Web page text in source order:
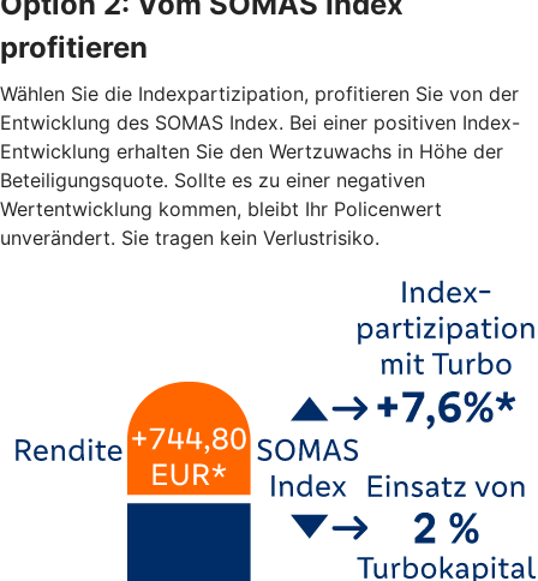
profitieren
Wählen Sie die Indexpartizipation, profitieren Sie von der
Entwicklung des SOMAS Index. Bei einer positiven Index-
Entwicklung erhalten Sie den Wertzuwachs in Höhe der
Beteiligungsquote. Sollte es zu einer negativen
Wertentwicklung kommen, bleibt Ihr Policenwert
unverändert. Sie tragen kein Verlustrisiko.